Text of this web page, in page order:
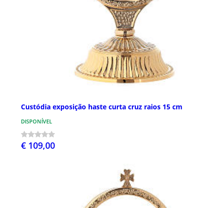
Custódia exposição haste curta cruz raios 15 cm
DISPONÍVEL
€ 109,00